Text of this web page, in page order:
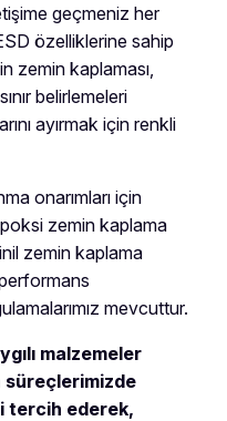
geçmeniz her
özelliklerine sahip
zemin kaplaması,
belirlemeleri
ayırmak için renkli
onarımları için
zemin kaplama
zemin kaplama
mevcuttur.
malzemeler
süreçlerimizde
tercih ederek,